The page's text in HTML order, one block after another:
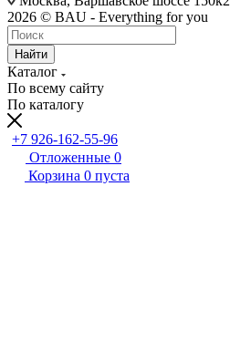
2026 © BAU - Everything for you
Найти
Каталог
По всему сайту
По каталогу
+7 926-162-55-96
Отложенные 0
Корзина 0 пуста